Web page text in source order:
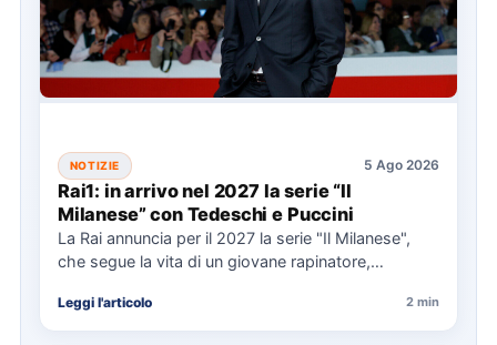
NOTIZIE 5 Ago 2026
Rai1: in arrivo nel 2027 la serie “Il
Milanese” con Tedeschi e Puccini
La Rai annuncia per il 2027 la serie "Il Milanese",
che segue la vita di un giovane rapinatore,…
Leggi l'articolo 2 min